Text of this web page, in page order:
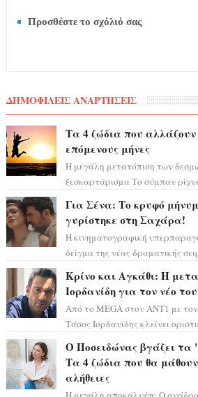
Προσθέστε το σχόλιό σας
ΔΗΜΟΦΙΛΕΙΣ ΑΝΑΡΤΗΣΕΙΣ
Τα 4 ζώδια που αλλάζουν
επόμενους μήνες
Η μεγάλη μετατόπιση των
ξεσκαρτάρισμα Το σύμπαν
Για Σένα: Το κρυφό
γυρίστηκε στη Σαχάρα!
Η κινηματογραφική
δείγμα της νέας δραματικής
Κρίνο και Αγκάθι: Η
Ιορδανίδη για τον νέο
Από το MEGA στον ΑΝΤ1 με
Τάσος Ιορδανίδης κλείνει
Ο Ποσειδώνας βγάζει
Τα 4 ζώδια που θα μάθουν
αλήθειες